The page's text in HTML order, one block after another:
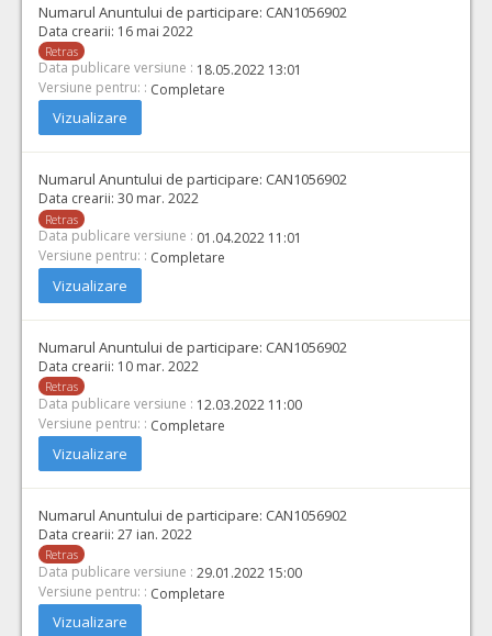
Numarul Anuntului de participare: CAN1056902
Data crearii: 16 mai 2022
Retras
Data publicare versiune : 18.05.2022 13:01
Versiune pentru: : Completare
Vizualizare
Numarul Anuntului de participare: CAN1056902
Data crearii: 30 mar. 2022
Retras
Data publicare versiune : 01.04.2022 11:01
Versiune pentru: : Completare
Vizualizare
Numarul Anuntului de participare: CAN1056902
Data crearii: 10 mar. 2022
Retras
Data publicare versiune : 12.03.2022 11:00
Versiune pentru: : Completare
Vizualizare
Numarul Anuntului de participare: CAN1056902
Data crearii: 27 ian. 2022
Retras
Data publicare versiune : 29.01.2022 15:00
Versiune pentru: : Completare
Vizualizare